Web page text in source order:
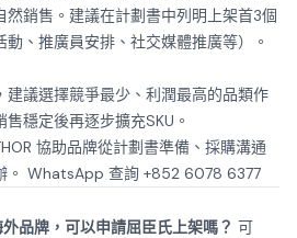
銷售。建議在計劃書中列明上架首3個
、推廣員安排、社交媒體推廣等）。
建議選擇競爭最少、利潤最高的品類作
穩定後再逐步擴充SKU。
協助品牌從計劃書準備、採購溝通
WhatsApp 查詢 +852 6078 6377
品牌，可以申請屈臣氏上架嗎？ 可